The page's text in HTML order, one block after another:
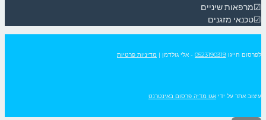
☑מרפאות שיניים
☑טכנאי מזגנים
לפרסום חייגו 0523190319 - אלי גולדמן | מדיניות פרטיות
עיצוב אתר על ידי אגו מדיה פרסום באינטרנט